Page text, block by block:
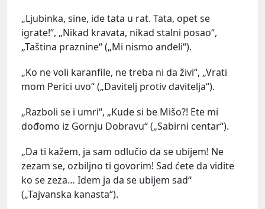
„Ljubinka, sine, ide tata u rat. Tata, opet se
igrate!“, „Nikad kravata, nikad stalni posao“,
„Taština praznine“ („Mi nismo anđeli“).
„Ko ne voli karanfile, ne treba ni da živi“, „Vrati
mom Perici uvo“ („Davitelj protiv davitelja“).
„Razboli se i umri“, „Kude si be Mišo?! Ete mi
dođomo iz Gornju Dobravu“ („Sabirni centar“).
„Da ti kažem, ja sam odlučio da se ubijem! Ne
zezam se, ozbiljno ti govorim! Sad ćete da vidite
ko se zeza… Idem ja da se ubijem sad“
(„Tajvanska kanasta“).